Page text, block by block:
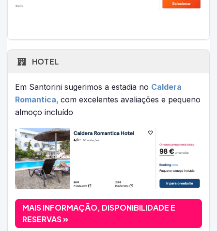
HOTEL
Em Santorini sugerimos a estadia no Caldera
Romantica, com excelentes avaliações e pequeno
almoço incluído
MAIS INFORMAÇÃO, DISPONIBILIDADE E
RESERVAS